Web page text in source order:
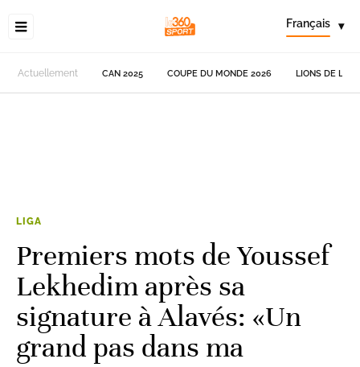
Français ▾
Actuellement CAN 2025 COUPE DU MONDE 2026 LIONS DE
LIGA
Premiers mots de Youssef
Lekhedim après sa
signature à Alavés: «Un
grand pas dans ma